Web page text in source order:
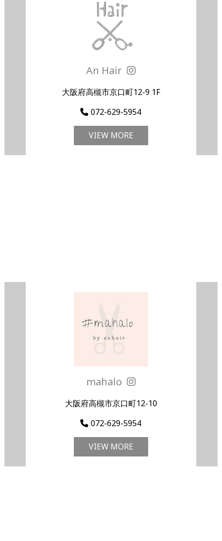
An Hair
大阪府高槻市京口町12-9 1F
072-629-5954
VIEW MORE
mahalo
大阪府高槻市京口町12-10
072-629-5954
VIEW MORE